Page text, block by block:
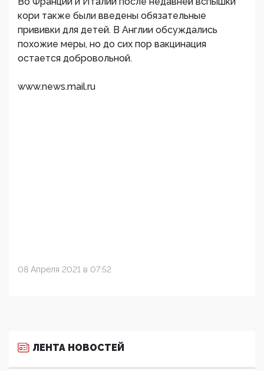
кори также были введены обязательные
прививки для детей. В Англии обсуждались
похожие меры, но до сих пор вакцинация
остается добровольной.
www.news.mail.ru
08 Апреля 2021 в 07:52
ЛЕНТА НОВОСТЕЙ